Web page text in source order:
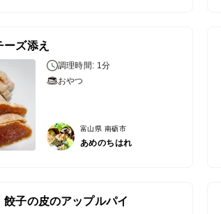
ズ添え
調理時間: 1分
おやつ
富山県 南砺市
あめのちはれ
餃子の皮のアップルパイ